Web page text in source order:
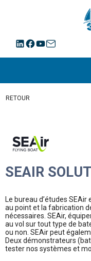
RETOUR
SEAIR
Le bureau d’études
au point et la fabrication
nécessaires. SEAir,
au vol sur tout type de
ou non. SEAir peut
Deux démonstrateurs
tester nos systèmes et